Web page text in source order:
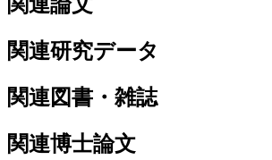
関連研究データ
関連図書・雑誌
関連博士論文